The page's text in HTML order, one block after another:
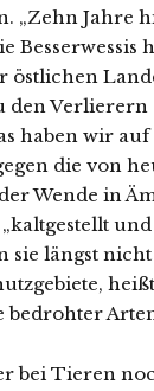
„Zehn Jahre
östlichen
haben wir
die von
Wende in
längst
bedrohter
bei Tieren